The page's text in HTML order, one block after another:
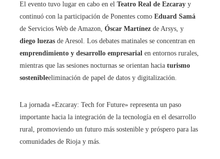
El evento tuvo lugar en cabo en el Teatro Real de Ezcaray y
continuó con la participación de Ponentes como Eduard Samá
de Servicios Web de Amazon, Óscar Martínez de Arsys, y
diego luezas de Aresol. Los debates matinales se concentran en
emprendimiento y desarrollo empresarial en entornos rurales,
mientras que las sesiones nocturnas se orientan hacia turismo
sostenibleeliminación de papel de datos y digitalización.
La jornada «Ezcaray: Tech for Future» representa un paso
importante hacia la integración de la tecnología en el desarrollo
rural, promoviendo un futuro más sostenible y próspero para las
comunidades de Rioja y más.